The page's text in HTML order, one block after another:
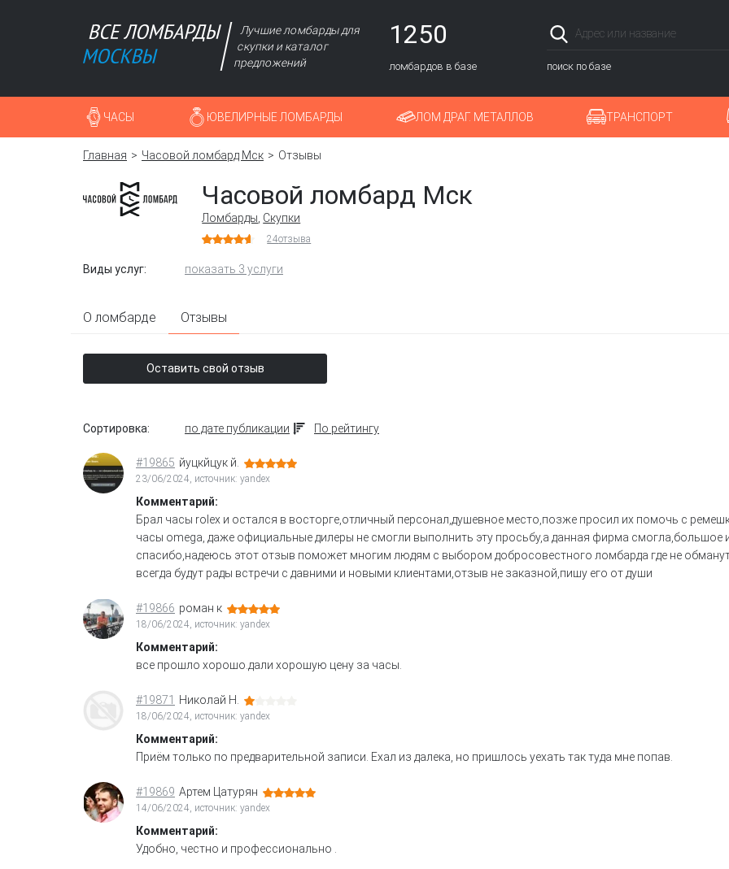
Лучшие ломбарды для
скупки и каталог
предложений
1250
ломбардов в базе поиск по базе
ЧАСЫ ЮВЕЛИРНЫЕ ЛОМБАРДЫ ЛОМ ДРАГ. МЕТАЛЛОВ ТРАНСПОРТ
Главная Часовой ломбард Мск Отзывы
Часовой ломбард Мск
Ломбарды Скупки
24отзыва
Виды услуг: показать 3 услуги
О ломбарде Отзывы
Оставить свой отзыв
Сортировка: по дате публикации По рейтингу
#19865 йуцкйцук й.
23/06/2024, источник: yandex
Комментарий:
Брал часы rolex и остался в восторге,отличный персонал,душевное место,позже просил их помочь с
часы omega, даже официальные дилеры не смогли выполнить эту просьбу,а данная фирма смогла,большое
спасибо,надеюсь этот отзыв поможет многим людям с выбором добросовестного ломбарда где не
всегда будут рады встречи с давними и новыми клиентами,отзыв не заказной,пишу его от души
#19866 роман к
18/06/2024, источник: yandex
Комментарий:
все прошло хорошо.дали хорошую цену за часы.
#19871 Николай Н.
18/06/2024, источник: yandex
Комментарий:
Приём только по предварительной записи. Ехал из далека, но пришлось уехать так туда мне попав.
#19869 Артем Цатурян
14/06/2024, источник: yandex
Комментарий:
Удобно, честно и профессионально .